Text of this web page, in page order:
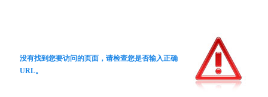
没有找到您要访问的页面，请检查您是否输入正确
URL。